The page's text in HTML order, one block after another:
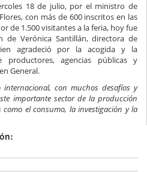
18 de julio, por el ministro de
con más de 600 inscritos en las
de 1.500 visitantes a la feria, hoy fue
de Verónica Santillán, directora de
agradeció por la acogida y la
agencias públicas y
General.
internacional, con muchos desafíos y
importante sector de la producción
el consumo, la investigación y la